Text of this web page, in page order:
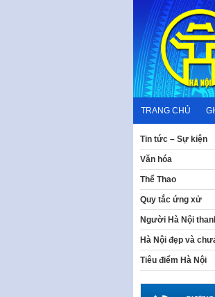
content
TRANG CHỦ
Tin tức – Sự kiện
Văn hóa
Thể Thao
Quy tắc ứng xử
Người Hà Nội
Hà Nội đẹp và
Tiêu điểm Hà Nội